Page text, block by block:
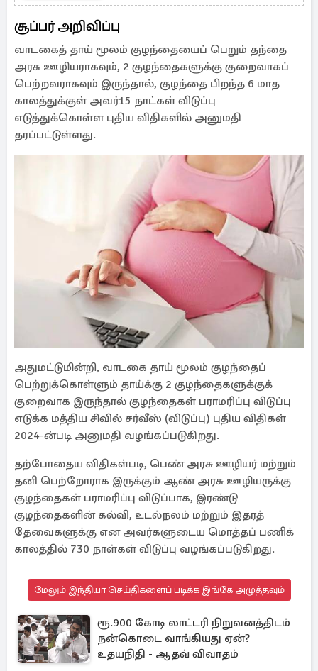
சூப்பர் அறிவிப்பு
வாடகைத் தாய் மூலம் குழந்தையைப் பெறும் தந்தை
அரசு ஊழியராகவும், 2 குழந்தைகளுக்கு குறைவாகப்
பெற்றவராகவும் இருந்தால், குழந்தை பிறந்த 6 மாத
காலத்துக்குள் அவர்15 நாட்கள் விடுப்பு
எடுத்துக்கொள்ள புதிய விதிகளில் அனுமதி
தரப்பட்டுள்ளது.
அதுமட்டுமின்றி, வாடகை தாய் மூலம் குழந்தைப்
பெற்றுக்கொள்ளும் தாய்க்கு 2 குழந்தைகளுக்குக்
குறைவாக இருந்தால் குழந்தைகள் பராமரிப்பு விடுப்பு
எடுக்க மத்திய சிவில் சர்வீஸ் (விடுப்பு) புதிய விதிகள்
2024-ன்படி அனுமதி வழங்கப்படுகிறது.
தற்போதைய விதிகள்படி, பெண் அரசு ஊழியர் மற்றும்
தனி பெற்றோராக இருக்கும் ஆண் அரசு ஊழியருக்கு
குழந்தைகள் பராமரிப்பு விடுப்பாக, இரண்டு
குழந்தைகளின் கல்வி, உடல்நலம் மற்றும் இதரத்
தேவைகளுக்கு என அவர்களுடைய மொத்தப் பணிக்
காலத்தில் 730 நாள்கள் விடுப்பு வழங்கப்படுகிறது.
மேலும் இந்தியா செய்திகளைப் படிக்க இங்கே அழுத்தவும்
ரூ.900 கோடி லாட்டரி நிறுவனத்திடம்
நன்கொடை வாங்கியது ஏன்?
உதயநிதி - ஆதவ் விவாதம்